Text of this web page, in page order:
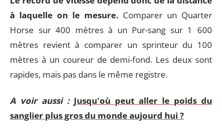
à laquelle on le mesure. Comparer un Quarter
Horse sur 400 mètres à un Pur-sang sur 1 600
mètres revient à comparer un sprinteur du 100
mètres à un coureur de demi-fond. Les deux sont
rapides, mais pas dans le même registre.
A voir aussi : Jusqu'où peut aller le poids du
sanglier plus gros du monde aujourd hui ?